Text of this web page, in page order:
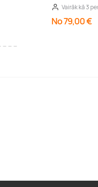
Vairāk kā 3
No 79,00 €